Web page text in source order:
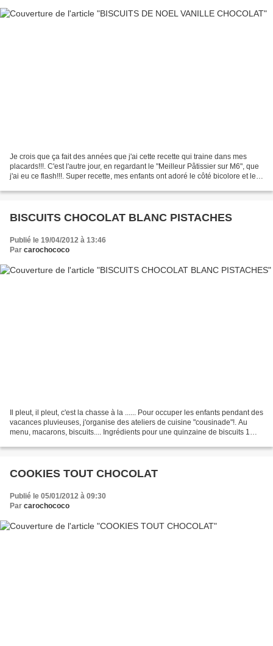
Je crois que ça fait des années que j'ai cette recette qui traine dans mes
placards!!!. C'est l'autre jour, en regardant le "Meilleur Pâtissier sur M6", que
j'ai eu ce flash!!!. Super recette, mes enfants ont adoré le côté bicolore et le
BISCUITS CHOCOLAT BLANC PISTACHES
Publié le 19/04/2012 à 13:46
Par carochococo
Il pleut, il pleut, c'est la chasse à la ...... Pour occuper les enfants pendant des
vacances pluvieuses, j'organise des ateliers de cuisine "cousinade"!. Au
menu, macarons, biscuits.... Ingrédients pour une quinzaine de biscuits 1
COOKIES TOUT CHOCOLAT
Publié le 05/01/2012 à 09:30
Par carochococo